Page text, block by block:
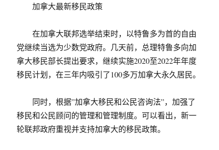
加拿大最新移民政策
在加拿大联邦选举结束时，以特鲁多为首的自由
党继续当选为少数党政府。几天前，总理特鲁多向加
拿大移民部长提出要求，继续实施2020至2022年年度
移民计划，在三年内吸引了100多万加拿大永久居民。
同时，根据”加拿大移民和公民咨询法”，加强了
移民和公民顾问的管理和管理制度。可以看出，新一
轮联邦政府重视并支持加拿大的移民政策。